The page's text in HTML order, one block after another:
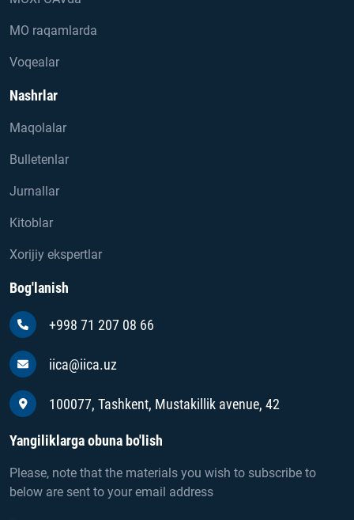
MO raqamlarda
Voqealar
Nashrlar
Maqolalar
Bulletenlar
Jurnallar
Kitoblar
Xorijiy ekspertlar
Bog'lanish
+998 71 207 08 66
iica@iica.uz
100077, Tashkent, Mustakillik avenue, 42
Yangiliklarga obuna bo'lish
Please, note that the materials you wish to subscribe to
below are sent to your email address